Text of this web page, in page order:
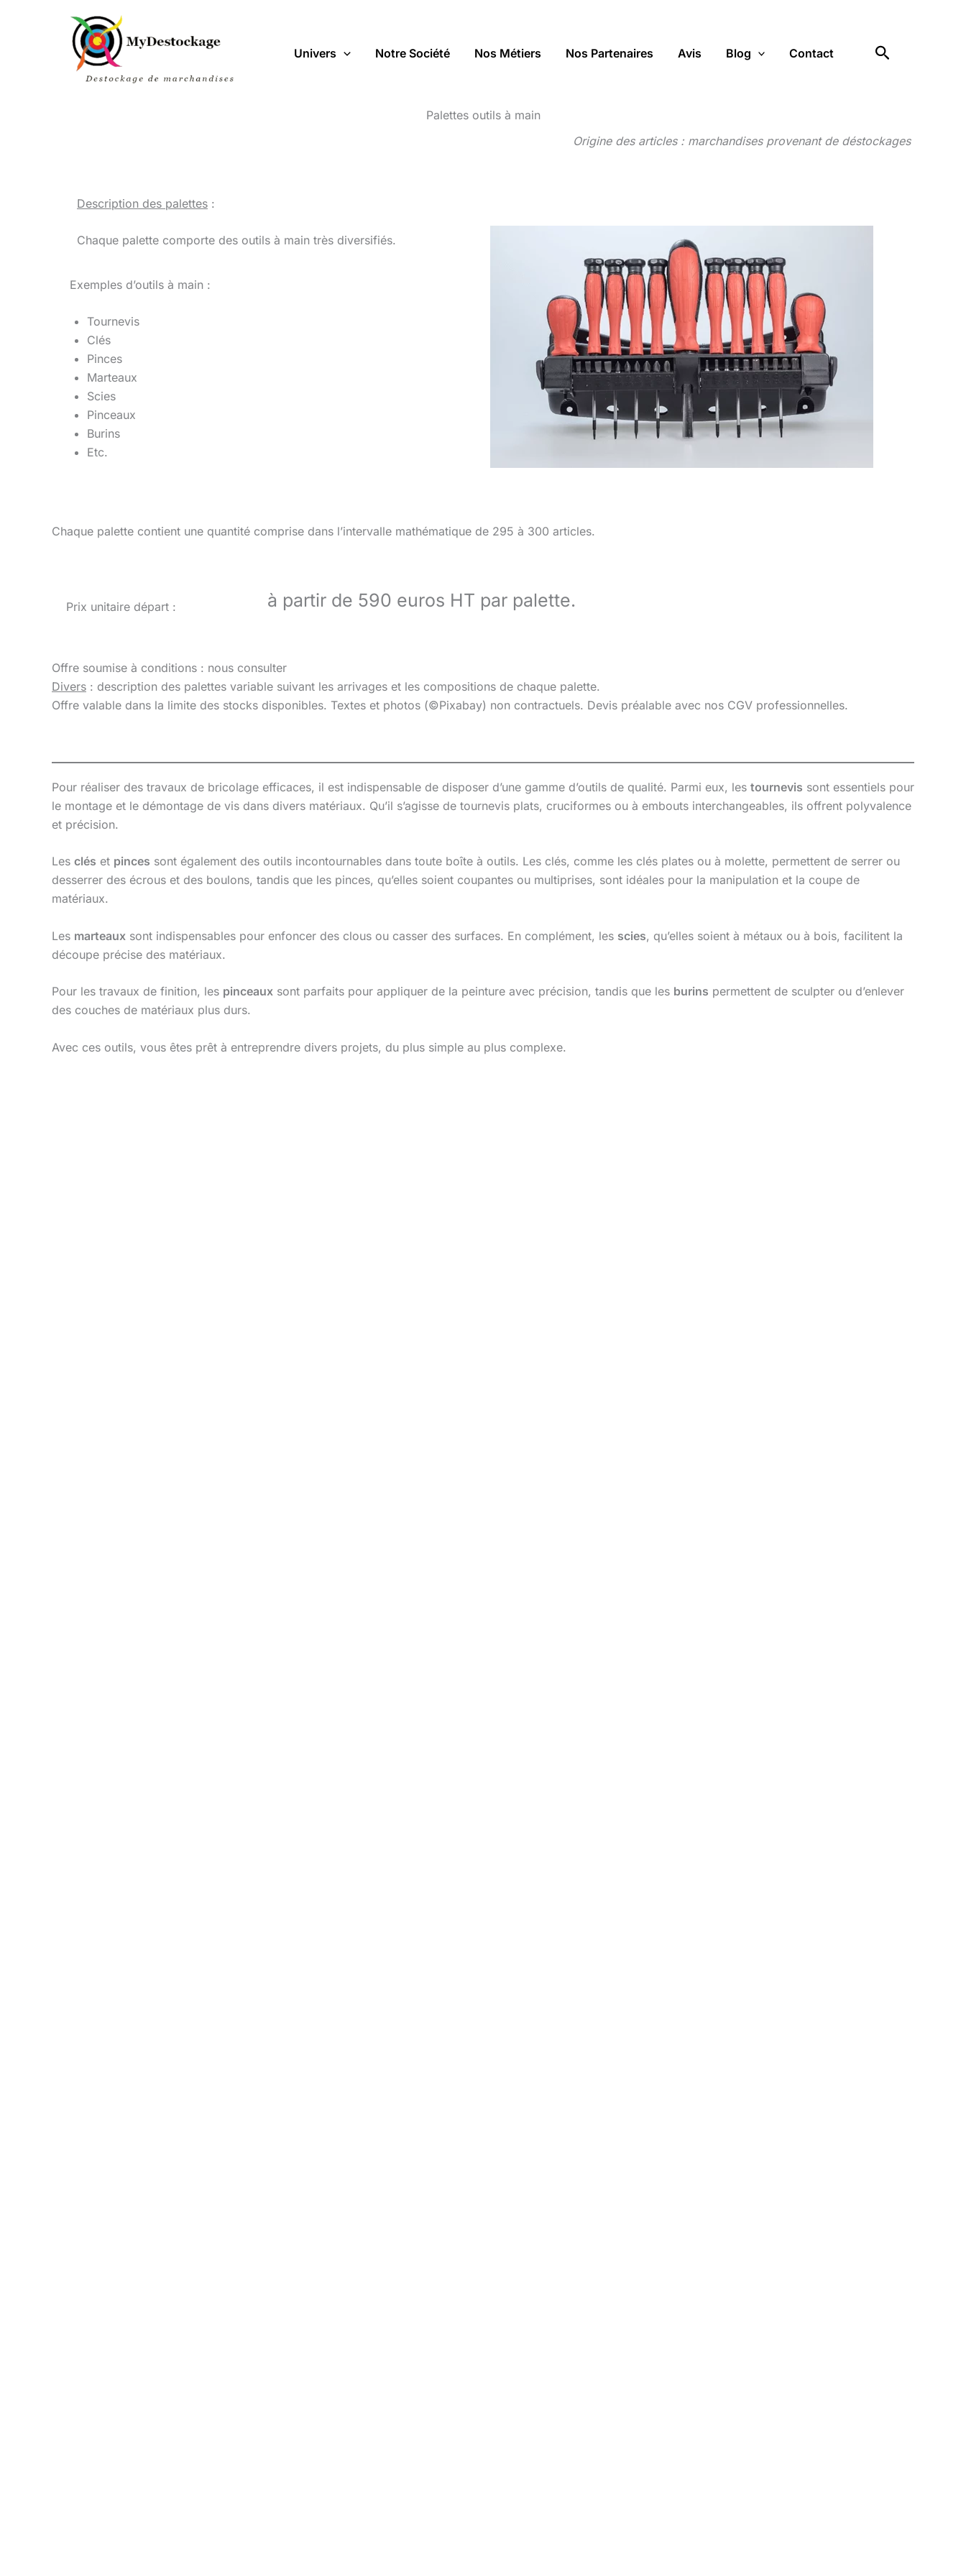
Univers Notre Société Nos Métiers Nos Partenaires Avis Blog Contact Rechercher
Palettes outils à main
Origine des articles : marchandises provenant de déstockages
Description des palettes :
Chaque palette comporte des outils à main très diversifiés.
Exemples d’outils à main :
Tournevis
Clés
Pinces
Marteaux
Scies
Pinceaux
Burins
Etc.
Chaque palette contient une quantité comprise dans l’intervalle mathématique de 295 à 300 articles.
Prix unitaire départ : à partir de 590 euros HT par palette.
Offre soumise à conditions : nous consulter
Divers : description des palettes variable suivant les arrivages et les compositions de chaque palette.
Offre valable dans la limite des stocks disponibles. Textes et photos (©Pixabay) non contractuels. Devis préalable avec nos CGV professionnelles.
Pour réaliser des travaux de bricolage efficaces, il est indispensable de disposer d’une gamme d’outils de qualité. Parmi eux, les tournevis sont essentiels pour
le montage et le démontage de vis dans divers matériaux. Qu’il s’agisse de tournevis plats, cruciformes ou à embouts interchangeables, ils offrent polyvalence
et précision.
Les clés et pinces sont également des outils incontournables dans toute boîte à outils. Les clés, comme les clés plates ou à molette, permettent de serrer ou
desserrer des écrous et des boulons, tandis que les pinces, qu’elles soient coupantes ou multiprises, sont idéales pour la manipulation et la coupe de
matériaux.
Les marteaux sont indispensables pour enfoncer des clous ou casser des surfaces. En complément, les scies, qu’elles soient à métaux ou à bois, facilitent la
découpe précise des matériaux.
Pour les travaux de finition, les pinceaux sont parfaits pour appliquer de la peinture avec précision, tandis que les burins permettent de sculpter ou d’enlever
des couches de matériaux plus durs.
Avec ces outils, vous êtes prêt à entreprendre divers projets, du plus simple au plus complexe.